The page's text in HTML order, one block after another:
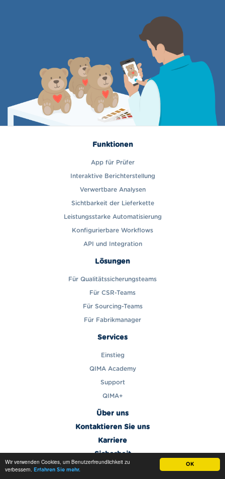
OK
Wir verwenden Cookies, um Benutzerfreundlichkeit zu
verbessern. Erfahren Sie mehr.
Funktionen
App für Prüfer
Interaktive Berichterstellung
Verwertbare Analysen
Sichtbarkeit der Lieferkette
Leistungsstarke Automatisierung
Konfigurierbare Workflows
API und Integration
Lösungen
Für Qualitätssicherungsteams
Für CSR-Teams
Für Sourcing-Teams
Für Fabrikmanager
Services
Einstieg
QIMA Academy
Support
QIMA+
Über uns
Kontaktieren Sie uns
Karriere
Sicherheit
KOSTENLOS TESTEN